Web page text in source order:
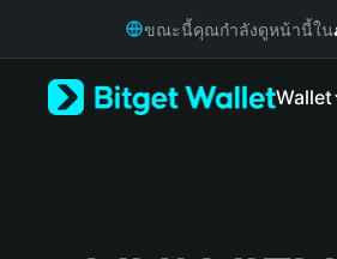
Русский
ขณะนี้คุณกำลังดูหน้านี้ใน
Wallet